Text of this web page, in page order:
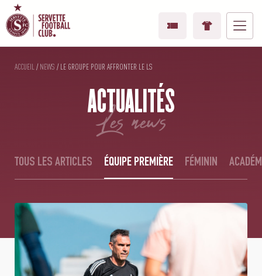
ACCUEIL /NEWS /LE GROUPE POUR AFFRONTER LE LS
ACTUALITÉS
les news
TOUS LES ARTICLES ÉQUIPE PREMIÈRE FÉMININ